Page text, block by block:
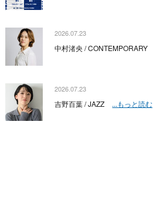
2026.07.23
中村渚央 / CONTEMPORARY
2026.07.23
吉野百葉 / JAZZ ...もっと読む